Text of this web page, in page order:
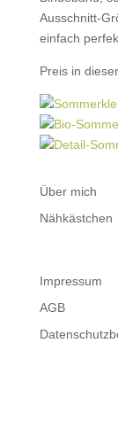
Ausschnitt-
einfach
Preis in
Über mich
Nähkästchen
Impressum
AGB